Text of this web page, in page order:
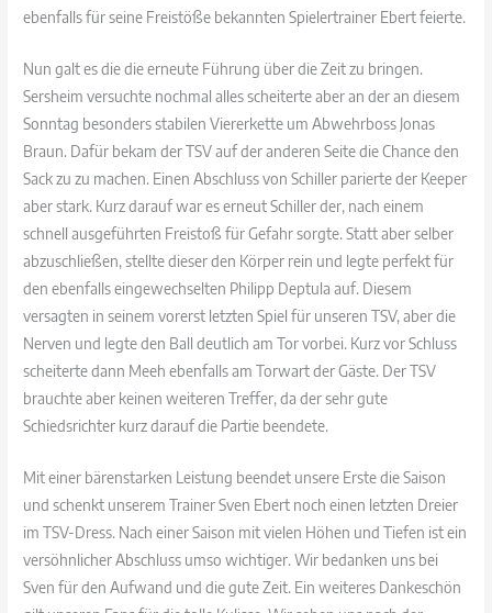
ebenfalls für seine Freistöße bekannten Spielertrainer Ebert feierte.
Nun galt es die die erneute Führung über die Zeit zu bringen.
Sersheim versuchte nochmal alles scheiterte aber an der an diesem
Sonntag besonders stabilen Viererkette um Abwehrboss Jonas
Braun. Dafür bekam der TSV auf der anderen Seite die Chance den
Sack zu zu machen. Einen Abschluss von Schiller parierte der Keeper
aber stark. Kurz darauf war es erneut Schiller der, nach einem
schnell ausgeführten Freistoß für Gefahr sorgte. Statt aber selber
abzuschließen, stellte dieser den Körper rein und legte perfekt für
den ebenfalls eingewechselten Philipp Deptula auf. Diesem
versagten in seinem vorerst letzten Spiel für unseren TSV, aber die
Nerven und legte den Ball deutlich am Tor vorbei. Kurz vor Schluss
scheiterte dann Meeh ebenfalls am Torwart der Gäste. Der TSV
brauchte aber keinen weiteren Treffer, da der sehr gute
Schiedsrichter kurz darauf die Partie beendete.
Mit einer bärenstarken Leistung beendet unsere Erste die Saison
und schenkt unserem Trainer Sven Ebert noch einen letzten Dreier
im TSV-Dress. Nach einer Saison mit vielen Höhen und Tiefen ist ein
versöhnlicher Abschluss umso wichtiger. Wir bedanken uns bei
Sven für den Aufwand und die gute Zeit. Ein weiteres Dankeschön